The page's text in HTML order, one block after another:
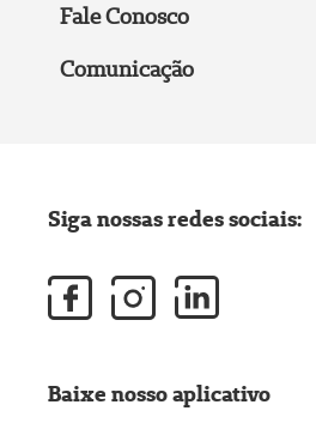
Fale Conosco
Comunicação
Siga nossas redes sociais:
Baixe nosso aplicativo